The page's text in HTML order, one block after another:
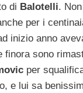
di Balotelli.
per i
inizio anno
finora sono
per
e lui sa